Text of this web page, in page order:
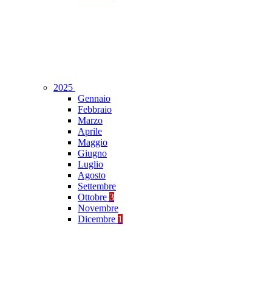
2025
Gennaio
Febbraio
Marzo
Aprile
Maggio
Giugno
Luglio
Agosto
Settembre
Ottobre 3
Novembre
Dicembre 1